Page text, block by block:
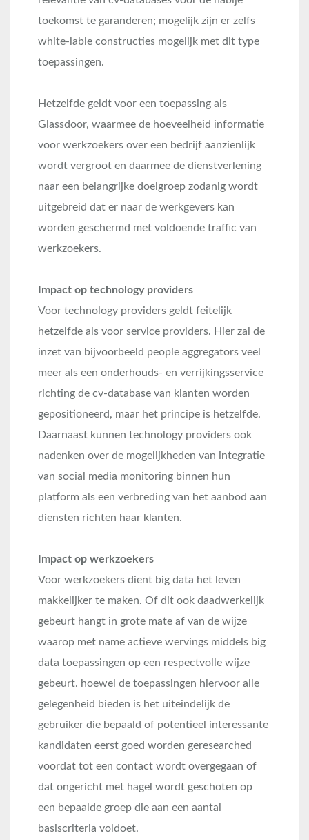
toekomst te garanderen; mogelijk zijn er zelfs
white-lable constructies mogelijk met dit type
toepassingen.
Hetzelfde geldt voor een toepassing als
Glassdoor, waarmee de hoeveelheid informatie
voor werkzoekers over een bedrijf aanzienlijk
wordt vergroot en daarmee de dienstverlening
naar een belangrijke doelgroep zodanig wordt
uitgebreid dat er naar de werkgevers kan
worden geschermd met voldoende traffic van
werkzoekers.
Impact op technology providers
Voor technology providers geldt feitelijk
hetzelfde als voor service providers. Hier zal de
inzet van bijvoorbeeld people aggregators veel
meer als een onderhouds- en verrijkingsservice
richting de cv-database van klanten worden
gepositioneerd, maar het principe is hetzelfde.
Daarnaast kunnen technology providers ook
nadenken over de mogelijkheden van integratie
van social media monitoring binnen hun
platform als een verbreding van het aanbod aan
diensten richten haar klanten.
Impact op werkzoekers
Voor werkzoekers dient big data het leven
makkelijker te maken. Of dit ook daadwerkelijk
gebeurt hangt in grote mate af van de wijze
waarop met name actieve wervings middels big
data toepassingen op een respectvolle wijze
gebeurt. hoewel de toepassingen hiervoor alle
gelegenheid bieden is het uiteindelijk de
gebruiker die bepaald of potentieel interessante
kandidaten eerst goed worden geresearched
voordat tot een contact wordt overgegaan of
dat ongericht met hagel wordt geschoten op
een bepaalde groep die aan een aantal
basiscriteria voldoet.